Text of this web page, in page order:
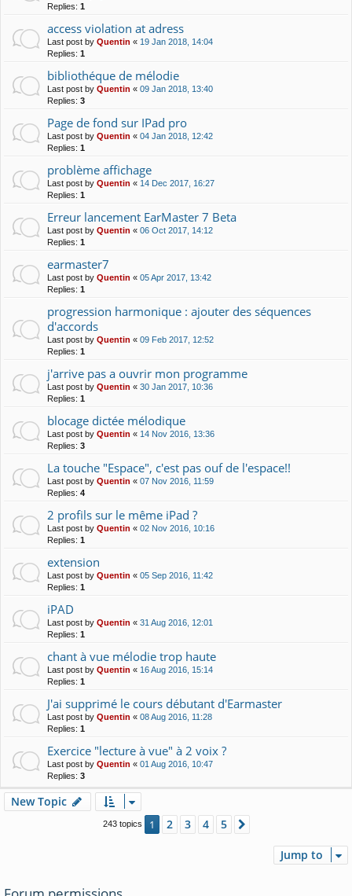
Replies: 1
access violation at adress
Last post by Quentin « 19 Jan 2018, 14:04
Replies: 1
bibliothéque de mélodie
Last post by Quentin « 09 Jan 2018, 13:40
Replies: 3
Page de fond sur IPad pro
Last post by Quentin « 04 Jan 2018, 12:42
Replies: 1
problème affichage
Last post by Quentin « 14 Dec 2017, 16:27
Replies: 1
Erreur lancement EarMaster 7 Beta
Last post by Quentin « 06 Oct 2017, 14:12
Replies: 1
earmaster7
Last post by Quentin « 05 Apr 2017, 13:42
Replies: 1
progression harmonique : ajouter des séquences
d'accords
Last post by Quentin « 09 Feb 2017, 12:52
Replies: 1
j'arrive pas a ouvrir mon programme
Last post by Quentin « 30 Jan 2017, 10:36
Replies: 1
blocage dictée mélodique
Last post by Quentin « 14 Nov 2016, 13:36
Replies: 3
La touche "Espace", c'est pas ouf de l'espace!!
Last post by Quentin « 07 Nov 2016, 11:59
Replies: 4
2 profils sur le même iPad ?
Last post by Quentin « 02 Nov 2016, 10:16
Replies: 1
extension
Last post by Quentin « 05 Sep 2016, 11:42
Replies: 1
iPAD
Last post by Quentin « 31 Aug 2016, 12:01
Replies: 1
chant à vue mélodie trop haute
Last post by Quentin « 16 Aug 2016, 15:14
Replies: 1
J'ai supprimé le cours débutant d'Earmaster
Last post by Quentin « 08 Aug 2016, 11:28
Replies: 1
Exercice "lecture à vue" à 2 voix ?
Last post by Quentin « 01 Aug 2016, 10:47
Replies: 3
New Topic
243 topics 1 2 3 4 5
Jump to